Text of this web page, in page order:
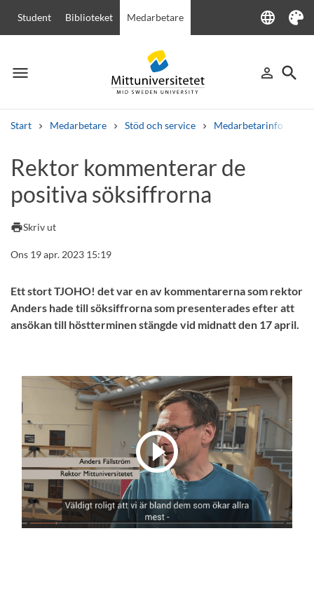
Student Biblioteket Medarbetare language
Language
Tema
menu
Meny person_outline
Logga in
search
Sök
Start Medarbetare Stöd och service Medarbetarinfo
Andra söktjänster
Kurser och program KursplanerVälkomstbrev
Rektor kommenterar de
positiva söksiffrorna
printSkriv ut
Ons 19 apr. 2023 15:19
Ett stort TJOHO! det var en av kommentarerna som rektor
Anders hade till söksiffrorna som presenterades efter att
ansökan till höstterminen stängde vid midnatt den 17 april.